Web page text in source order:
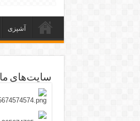
آشپزی
سایت‌های ما